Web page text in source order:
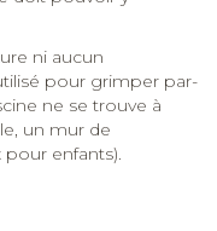
ni aucun
pour grimper par-
ne se trouve à
un mur de
enfants).